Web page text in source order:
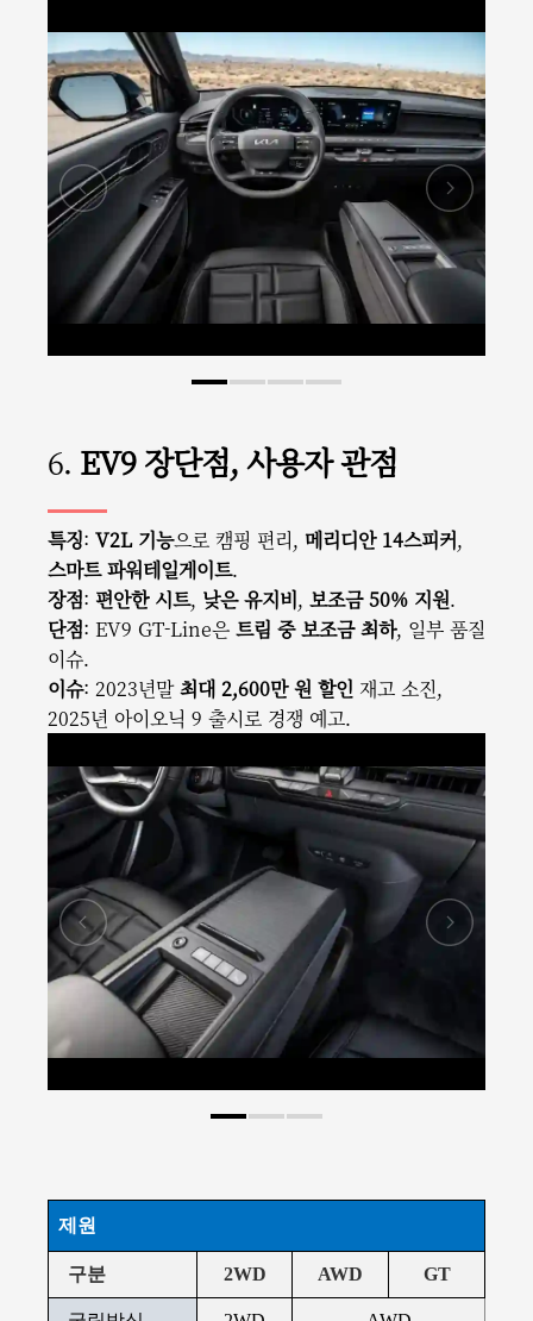
6. EV9 장단점, 사용자 관점
특징: V2L 기능으로 캠핑 편리, 메리디안 14스피커,
스마트 파워테일게이트.
장점: 편안한 시트, 낮은 유지비, 보조금 50% 지원.
단점: EV9 GT-Line은 트림 중 보조금 최하, 일부 품질
이슈.
이슈: 2023년말최대 2,600만 원 할인 재고 소진,
2025년 아이오닉 9 출시로 경쟁 예고.
제원
구분 2WD AWD GT